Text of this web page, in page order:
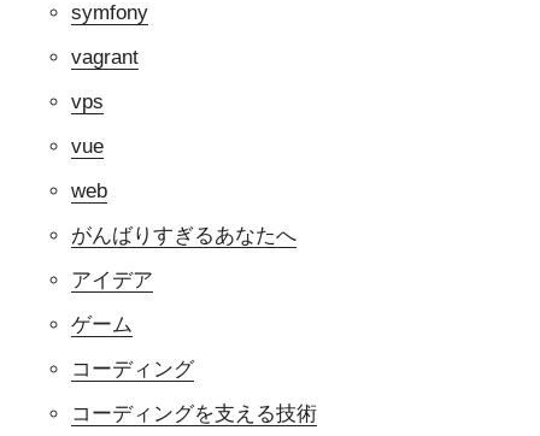
symfony
vagrant
vps
vue
web
がんばりすぎるあなたへ
アイデア
ゲーム
コーディング
コーディングを支える技術